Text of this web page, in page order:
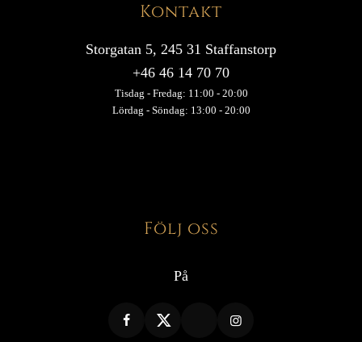
Kontakt
Storgatan 5, 245 31 Staffanstorp
+46 46 14 70 70
Tisdag - Fredag: 11:00 - 20:00
Lördag - Söndag: 13:00 - 20:00
Följ oss
På